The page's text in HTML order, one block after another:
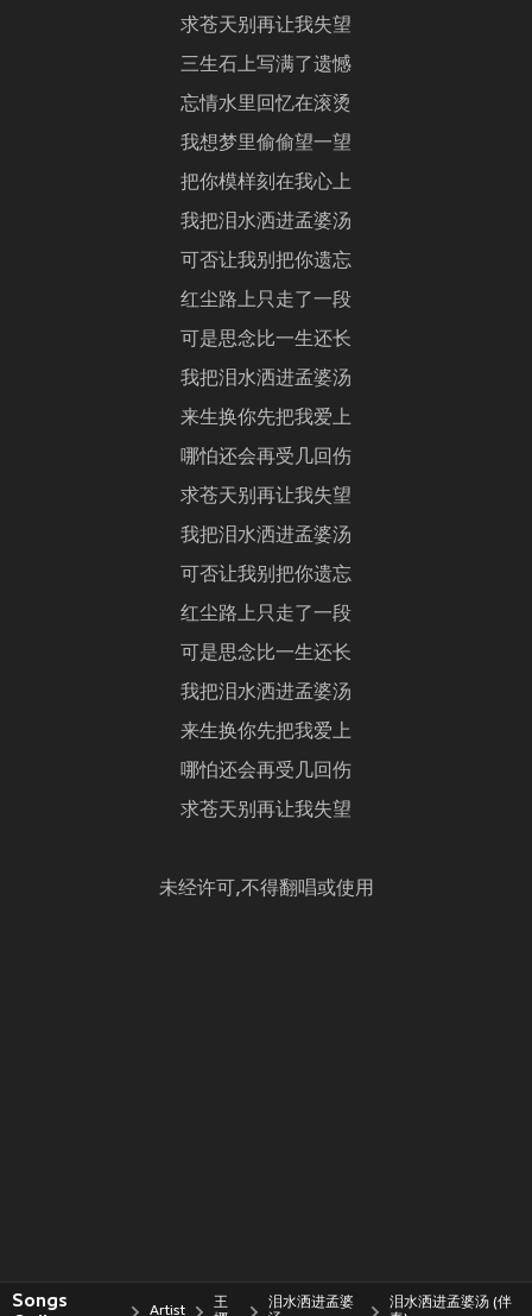
求苍天别再让我失望
三生石上写满了遗憾
忘情水里回忆在滚烫
我想梦里偷偷望一望
把你模样刻在我心上
我把泪水洒进孟婆汤
可否让我别把你遗忘
红尘路上只走了一段
可是思念比一生还长
我把泪水洒进孟婆汤
来生换你先把我爱上
哪怕还会再受几回伤
求苍天别再让我失望
我把泪水洒进孟婆汤
可否让我别把你遗忘
红尘路上只走了一段
可是思念比一生还长
我把泪水洒进孟婆汤
来生换你先把我爱上
哪怕还会再受几回伤
求苍天别再让我失望
未经许可,不得翻唱或使用
Songs
Artist
王
泪水洒进孟婆
泪水洒进孟婆汤 (伴